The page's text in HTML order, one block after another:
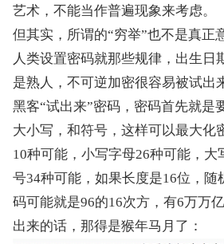
艺术，不能当作普遍现象来考虑。
但其实，所谓的“穷举”也不是真正
人类设置密码就那些规律，出生日
是熟人，不可逆加密很容易被试出
黑客“试出来”密码，密码首先就是
大小写，和符号，这样可以最大化
10种可能，小写字母26种可能，大
号34种可能，如果长度是16位，随
码可能就是96的16次方，有6万万
出来的话，那得是猴年马月了：